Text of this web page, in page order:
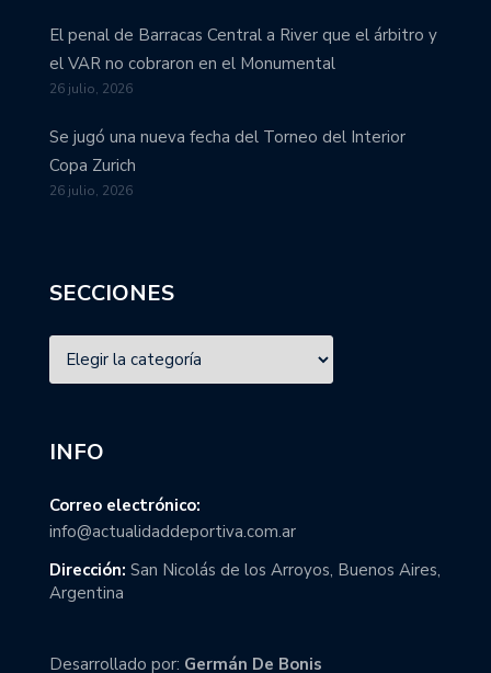
El penal de Barracas Central a River que el árbitro y
el VAR no cobraron en el Monumental
26 julio, 2026
Se jugó una nueva fecha del Torneo del Interior
Copa Zurich
26 julio, 2026
SECCIONES
INFO
Correo electrónico:
info@actualidaddeportiva.com.ar
Dirección: San Nicolás de los Arroyos, Buenos Aires,
Argentina
Desarrollado por: Germán De Bonis